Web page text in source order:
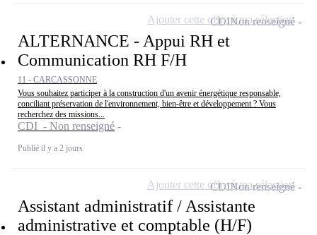
ALTERNANCE - Appui RH et
Communication RH F/H
11 - CARCASSONNE
Vous souhaitez participer à la construction d'un avenir énergétique responsable,
conciliant préservation de l'environnement, bien-être et développement ? Vous
recherchez des missions...
CDI - Non renseigné
Publié il y a 2 jours
CDINon renseigné
Ajouter cette offre à ma sélection
Assistant administratif / Assistante
administrative et comptable (H/F)
CDINon renseigné
Ajouter cette offre à ma sélection